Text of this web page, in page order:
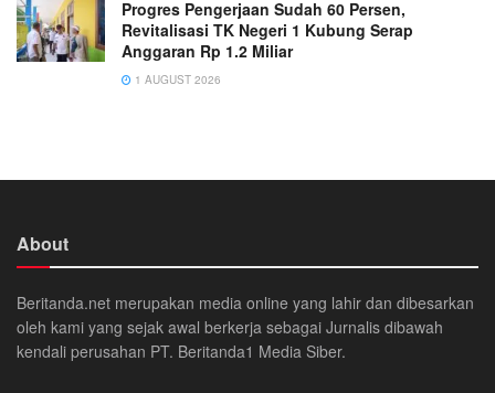
Progres Pengerjaan Sudah 60 Persen,
Revitalisasi TK Negeri 1 Kubung Serap
Anggaran Rp 1.2 Miliar
1 AUGUST 2026
About
Beritanda.net merupakan media online yang lahir dan dibesarkan
oleh kami yang sejak awal berkerja sebagai Jurnalis dibawah
kendali perusahan PT. Beritanda1 Media Siber.